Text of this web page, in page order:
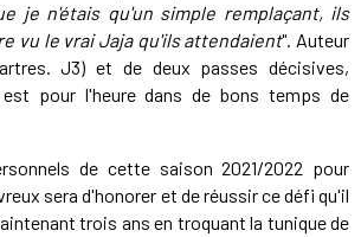
je n'étais qu'un simple remplaçant, ils
vu le vrai Jaja qu'ils attendaient". Auteur
J3) et de deux passes décisives,
est pour l'heure dans de bons temps de
de cette saison 2021/2022 pour
sera d'honorer et de réussir ce défi qu'il
trois ans en troquant la tunique de